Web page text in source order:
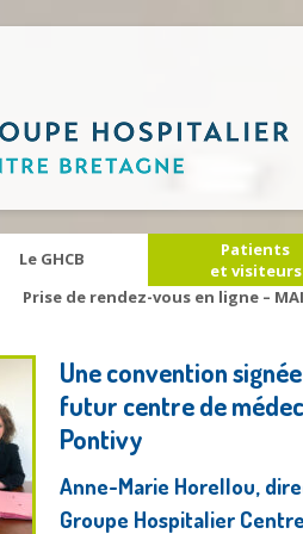
Le GHCB
Patients
et visiteurs
Prise de rendez-vous en ligne –
Une convention
futur centre de
Pontivy
Anne-Marie Horellou,
Groupe Hospitalier